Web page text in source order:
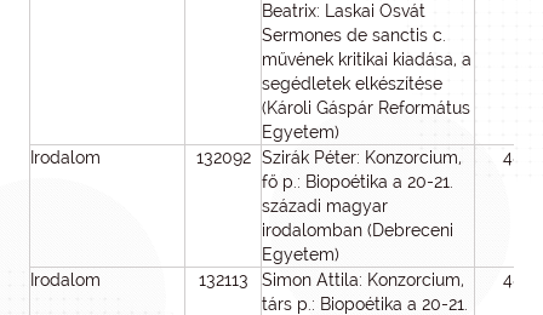
Beatrix: Laskai Osvát
Sermones de sanctis c.
művének kritikai kiadása, a
segédletek elkészítése
(Károli Gáspár Református
Egyetem)
Irodalom 132092 Szirák Péter: Konzorcium,
fő p.: Biopoétika a 20-21.
századi magyar
irodalomban (Debreceni
Egyetem)
48
Irodalom 132113
Simon Attila: Konzorcium,
társ p.: Biopoétika a 20-21.
48